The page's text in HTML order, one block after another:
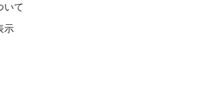
いて
示